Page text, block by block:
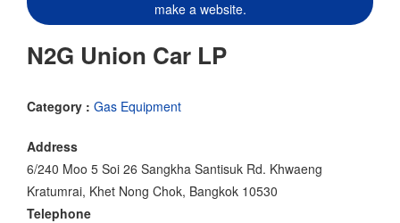
make a website.
N2G Union Car LP
Category : Gas Equipment
Address
6/240 Moo 5 Soi 26 Sangkha Santisuk Rd. Khwaeng
Kratumrai, Khet Nong Chok, Bangkok 10530
Telephone